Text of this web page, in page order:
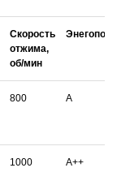
Скорость
отжима,
об/мин
800 А
1000 А++